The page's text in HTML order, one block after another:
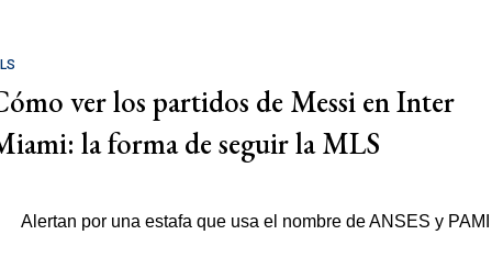
ver los partidos de Messi en Inter
la forma de seguir la MLS